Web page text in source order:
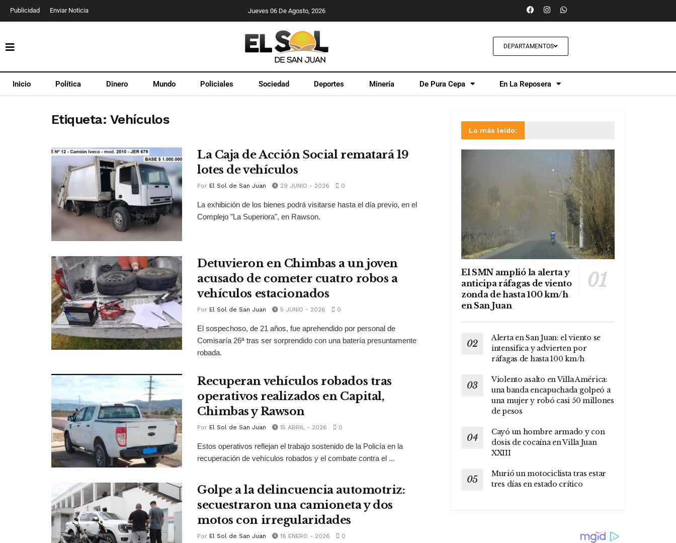
Publicidad Enviar Noticia Jueves 06 De Agosto, 2026
DEPARTAMENTOS
Inicio Política Dinero Mundo Policiales Sociedad Deportes Minería De Pura Cepa En La Reposera
Etiqueta: Vehículos
La Caja de Acción Social rematará 19
lotes de vehículos
Por El Sol de San Juan 29 JUNIO - 2026 0
La exhibición de los bienes podrá visitarse hasta el día previo, en el
Complejo "La Superiora", en Rawson.
Detuvieron en Chimbas a un joven
acusado de cometer cuatro robos a
vehículos estacionados
Por El Sol de San Juan 5 JUNIO - 2026 0
El sospechoso, de 21 años, fue aprehendido por personal de
Comisaría 26ª tras ser sorprendido con una batería presuntamente
robada.
Recuperan vehículos robados tras
operativos realizados en Capital,
Chimbas y Rawson
Por El Sol de San Juan 15 ABRIL - 2026 0
Estos operativos reflejan el trabajo sostenido de la Policía en la
recuperación de vehículos robados y el combate contra el ...
Golpe a la delincuencia automotriz:
secuestraron una camioneta y dos
motos con irregularidades
Por El Sol de San Juan 16 ENERO - 2026 0
Lo más leído:
El SMN amplió la alerta y
anticipa ráfagas de viento
zonda de hasta 100 km/h
en San Juan
Alerta en San Juan: el viento se
intensifica y advierten por
ráfagas de hasta 100 km/h
Violento asalto en Villa América:
una banda encapuchada golpeó a
una mujer y robó casi 50 millones
de pesos
Cayó un hombre armado y con
dosis de cocaína en Villa Juan
XXIII
Murió un motociclista tras estar
tres días en estado crítico